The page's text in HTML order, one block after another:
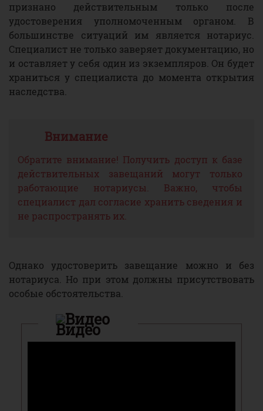
признано действительным только после
удостоверения уполномоченным органом. В
большинстве ситуаций им является нотариус.
Специалист не только заверяет документацию, но
и оставляет у себя один из экземпляров. Он будет
храниться у специалиста до момента открытия
наследства.
Обратите внимание! Получить доступ к базе
действительных завещаний могут только
работающие нотариусы. Важно, чтобы
специалист дал согласие хранить сведения и
не распространять их.
Однако удостоверить завещание можно и без
нотариуса. Но при этом должны присутствовать
особые обстоятельства.
Видео